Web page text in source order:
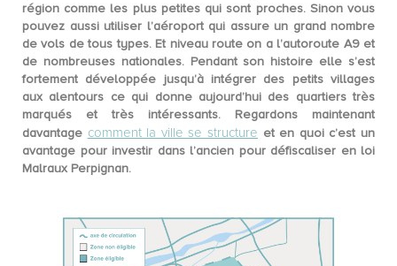
région comme les plus petites qui sont proches. Sinon vous
pouvez aussi utiliser l’aéroportqui assure un grand nombre
de vols de tous types. Et niveau route on a l’autoroute A9 et
de nombreuses nationales. Pendant son histoire elle s’est
fortement développée jusqu’à intégrer des petits villages
aux alentours ce qui donne aujourd’hui des quartiers très
marqués et très intéressants. Regardons maintenant
davantage comment la ville se structure et en quoi c’est un
avantage pour investir dans l’ancien pour défiscaliser en loi
Malraux Perpignan.